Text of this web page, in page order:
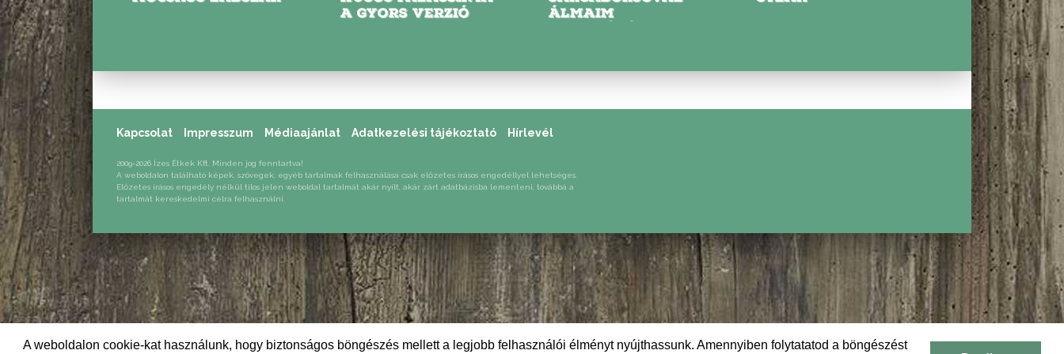
A weboldalon cookie-kat használunk, hogy biztonságos böngészés mellett a legjobb felhasználói élményt nyújthassunk. Amennyiben folytatatod a böngészést
A GYORS VERZIÓ
ÁLMAIM
MÚLTBÓL
Kapcsolat Impresszum Médiaajánlat Adatkezelési tájékoztató Hírlevél
2009-2026 Ízes Étkek Kft. Minden jog fenntartva!
A weboldalon található képek, szövegek, egyéb tartalmak felhasználása csak előzetes írásos engedéllyel lehetséges.
Előzetes írásos engedély nélkül tilos jelen weboldal tartalmát akár nyílt, akár zárt adatbázisba lementeni, továbbá a
tartalmát kereskedelmi célra felhasználni.